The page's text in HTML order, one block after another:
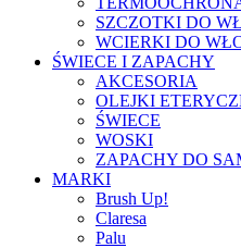
SZCZOTKI DO
WCIERKI DO
ŚWIECE I ZAPACHY
AKCESORIA
OLEJKI
ŚWIECE
WOSKI
ZAPACHY DO
MARKI
Brush Up!
Claresa
Palu